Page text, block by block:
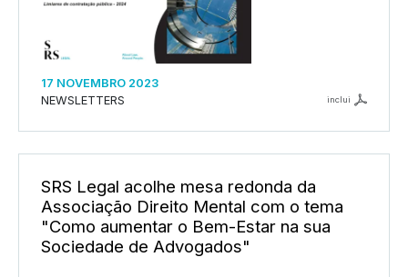
17 NOVEMBRO 2023
NEWSLETTERS
inclui
SRS Legal acolhe mesa redonda da
Associação Direito Mental com o tema
"Como aumentar o Bem-Estar na sua
Sociedade de Advogados"